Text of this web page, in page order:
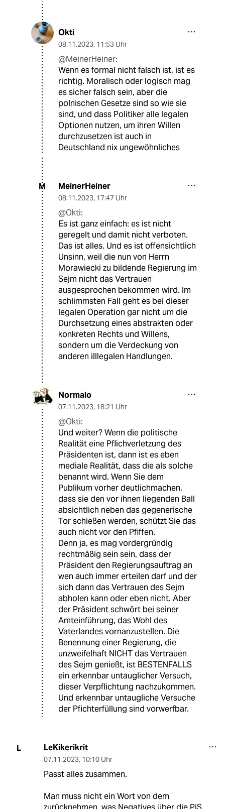
Okti
08.11.2023, 11:53 Uhr
@MeinerHeiner:
Wenn es formal nicht falsch ist, ist es
richtig. Moralisch oder logisch mag
es sicher falsch sein, aber die
polnischen Gesetze sind so wie sie
sind, und dass Politiker alle legalen
Optionen nutzen, um ihren Willen
durchzusetzen ist auch in
Deutschland nix ungewöhnliches
M MeinerHeiner
08.11.2023, 17:47 Uhr
@Okti:
Es ist ganz einfach: es ist nicht
geregelt und damit nicht verboten.
Das ist alles. Und es ist offensichtlich
Unsinn, weil die nun von Herrn
Morawiecki zu bildende Regierung im
Sejm nicht das Vertrauen
ausgesprochen bekommen wird. Im
schlimmsten Fall geht es bei dieser
legalen Operation gar nicht um die
Durchsetzung eines abstrakten oder
konkreten Rechts und Willens,
sondern um die Verdeckung von
anderen illlegalen Handlungen.
Normalo
07.11.2023, 18:21 Uhr
@Okti:
Und weiter? Wenn die politische
Realität eine Pflichverletzung des
Präsidenten ist, dann ist es eben
mediale Realität, dass die als solche
benannt wird. Wenn Sie dem
Publikum vorher deutlichmachen,
dass sie den vor ihnen liegenden Ball
absichtlich neben das gegenerische
Tor schießen werden, schützt Sie das
auch nicht vor den Pfiffen.
Denn ja, es mag vordergründig
rechtmäßig sein sein, dass der
Präsident den Regierungsauftrag an
wen auch immer erteilen darf und der
sich dann das Vertrauen des Sejm
abholen kann oder eben nicht. Aber
der Präsident schwört bei seiner
Amteinführung, das Wohl des
Vaterlandes vornanzustellen. Die
Benennung einer Regierung, die
unzweifelhaft NICHT das Vertrauen
des Sejm genießt, ist BESTENFALLS
ein erkennbar untauglicher Versuch,
dieser Verpflichtung nachzukommen.
Und erkennbar untaugliche Versuche
der Pfichterfüllung sind vorwerfbar.
L LeKikerikrit
07.11.2023, 10:10 Uhr
Passt alles zusammen.
Man muss nicht ein Wort von dem